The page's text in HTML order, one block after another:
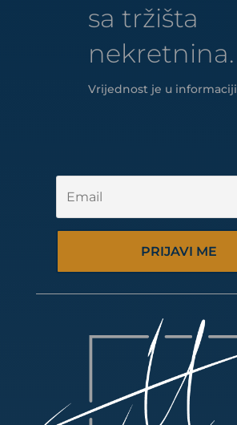
sa tržišta
nekretnina.
Vrijednost je u informaciji
PRIJAVI ME